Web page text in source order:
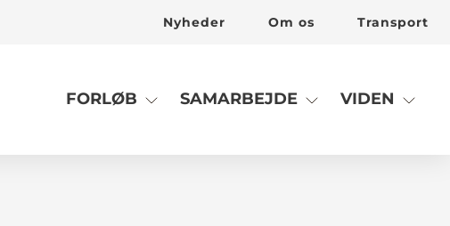
Nyheder Om os Transport
FORLØB SAMARBEJDE VIDEN